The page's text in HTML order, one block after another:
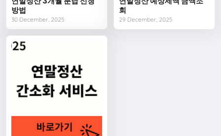
방법
30 December, 2025
회
29 December, 2025